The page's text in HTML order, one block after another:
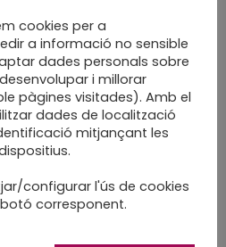
cookies per a
a informació no sensible
dades personals sobre
i millorar
pàgines visitades). Amb el
dades de localització
mitjançant les
configurar l'ús de cookies
corresponent.